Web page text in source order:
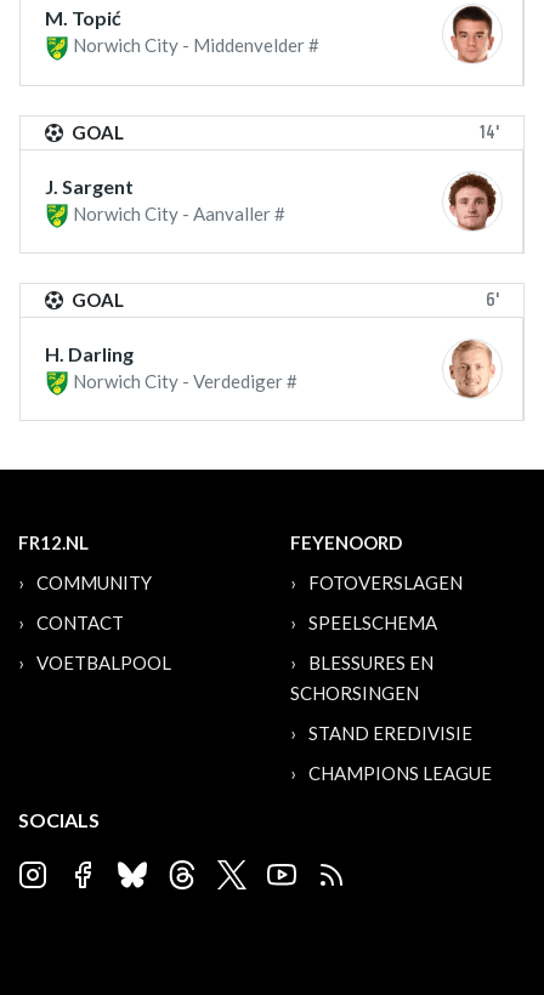
M. Topić
Norwich City - Middenvelder #
GOAL 14'
J. Sargent
Norwich City - Aanvaller #
GOAL 6'
H. Darling
Norwich City - Verdediger #
FR12.NL
COMMUNITY
CONTACT
VOETBALPOOL
FEYENOORD
FOTOVERSLAGEN
SPEELSCHEMA
BLESSURES EN
SCHORSINGEN
STAND EREDIVISIE
CHAMPIONS LEAGUE
SOCIALS